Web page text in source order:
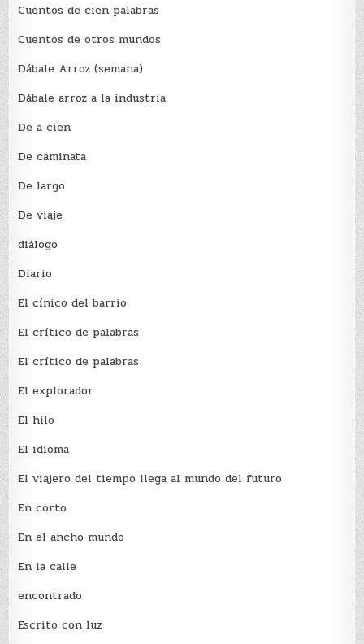
Cuentos de cien palabras
Cuentos de otros mundos
Dábale Arroz (semana)
Dábale arroz a la industria
De a cien
De caminata
De largo
De viaje
diálogo
Diario
El cínico del barrio
El crí­tico de palabras
El crí­tico de palabras
El explorador
El hilo
El idioma
El viajero del tiempo llega al mundo del futuro
En corto
En el ancho mundo
En la calle
encontrado
Escrito con luz